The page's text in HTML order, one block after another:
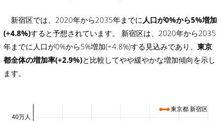
新宿区では、2020年から2035年までに 人口が0%から5%増加
(+4.8%)すると予想されています。 新宿区は、2020年から2035
年までに人口が0%から5%増加(+4.8%)する見込みであり、 東京
都全体の増加率(+2.9%)と比較してやや緩やかな増加傾向を示し
ます。
40万人
東京都 新宿区